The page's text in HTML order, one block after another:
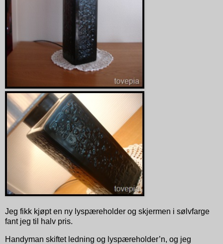
Jeg fikk kjøpt en ny lyspæreholder og skjermen i sølvfarge
fant jeg til halv pris.
Handyman skiftet ledning og lyspæreholder’n, og jeg